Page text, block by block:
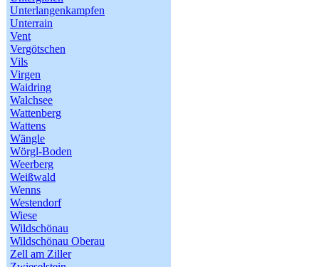
Unterlangenkampfen
Unterrain
Vent
Vergötschen
Vils
Virgen
Waidring
Walchsee
Wattenberg
Wattens
Wängle
Wörgl-Boden
Weerberg
Weißwald
Wenns
Westendorf
Wiese
Wildschönau
Wildschönau Oberau
Zell am Ziller